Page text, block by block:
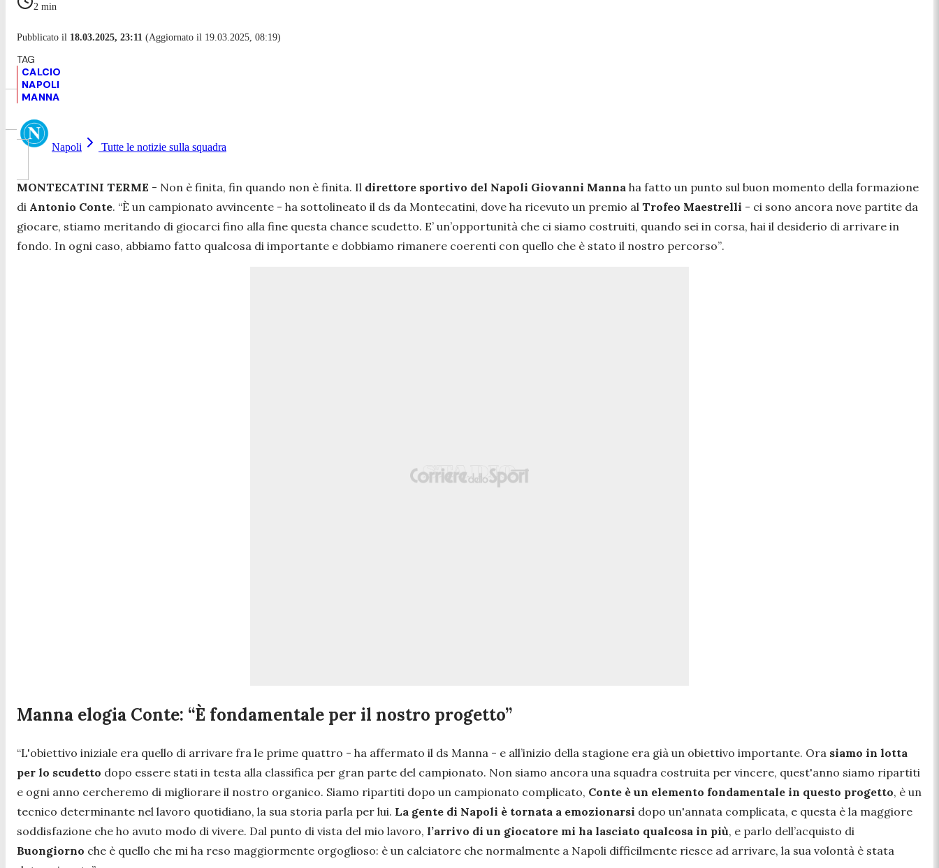
2 min
Pubblicato il 18.03.2025, 23:11 (Aggiornato il 19.03.2025, 08:19)
CALCIO
NAPOLI
MANNA
Napoli Tutte le notizie sulla squadra
MONTECATINI TERME - Non è finita, fin quando non è finita. Il direttore sportivo del Napoli Giovanni Manna ha fatto un punto sul buon momento della formazione
di Antonio Conte. “È un campionato avvincente - ha sottolineato il ds da Montecatini, dove ha ricevuto un premio al Trofeo Maestrelli - ci sono ancora nove partite da
giocare, stiamo meritando di giocarci fino alla fine questa chance scudetto. E’ un’opportunità che ci siamo costruiti, quando sei in corsa, hai il desiderio di arrivare in
fondo. In ogni caso, abbiamo fatto qualcosa di importante e dobbiamo rimanere coerenti con quello che è stato il nostro percorso”.
Manna elogia Conte: “È fondamentale per il nostro progetto”
“L'obiettivo iniziale era quello di arrivare fra le prime quattro - ha affermato il ds Manna - e all’inizio della stagione era già un obiettivo importante. Ora siamo in lotta
per lo scudetto dopo essere stati in testa alla classifica per gran parte del campionato. Non siamo ancora una squadra costruita per vincere, quest'anno siamo ripartiti
e ogni anno cercheremo di migliorare il nostro organico. Siamo ripartiti dopo un campionato complicato, Conte è un elemento fondamentale in questo progetto, è un
tecnico determinante nel lavoro quotidiano, la sua storia parla per lui. La gente di Napoli è tornata a emozionarsi dopo un'annata complicata, e questa è la maggiore
soddisfazione che ho avuto modo di vivere. Dal punto di vista del mio lavoro, l’arrivo di un giocatore mi ha lasciato qualcosa in più, e parlo dell’acquisto di
Buongiorno che è quello che mi ha reso maggiormente orgoglioso: è un calciatore che normalmente a Napoli difficilmente riesce ad arrivare, la sua volontà è stata